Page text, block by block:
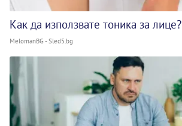
Как да използвате тоника за лице?
MelomanBG - Sled5.bg